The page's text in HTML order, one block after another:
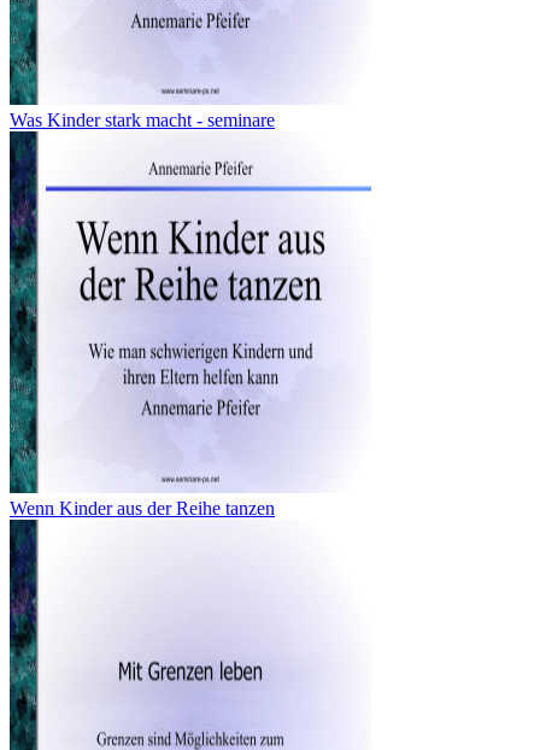
Was Kinder stark macht - seminare
Wenn Kinder aus der Reihe tanzen